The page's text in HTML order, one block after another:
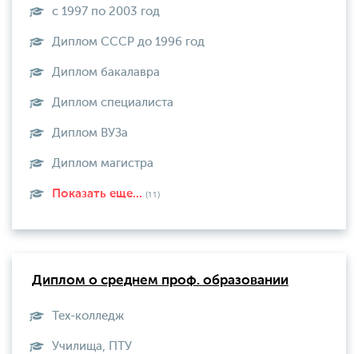
с 1997 по 2003 год
Диплом СССР до 1996 год
Диплом бакалавра
Диплом специалиста
Диплом ВУЗа
Диплом магистра
Показать еще... (11)
Диплом о среднем проф. образовании
Тех-колледж
Училища, ПТУ